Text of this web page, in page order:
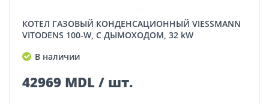
КОТЕЛ ГАЗОВЫЙ КОНДЕНСАЦИОННЫЙ VIESSMANN
VITODENS 100-W, С ДЫМОХОДОМ, 32 kW
В наличии
42969 MDL / шт.